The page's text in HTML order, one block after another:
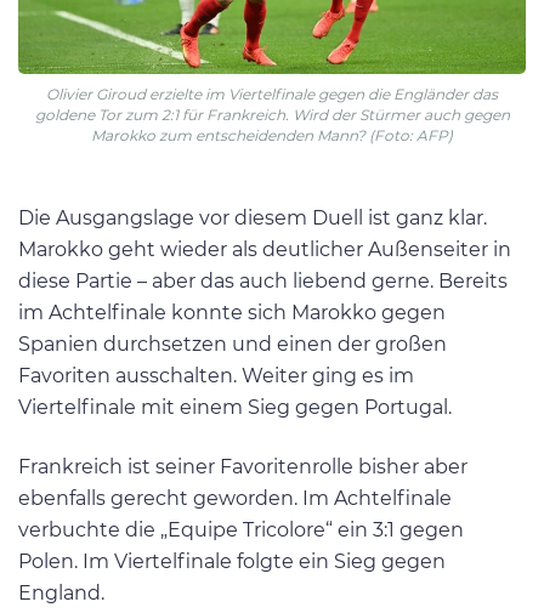
Olivier Giroud erzielte im Viertelfinale gegen die Engländer das
goldene Tor zum 2:1 für Frankreich. Wird der Stürmer auch gegen
Marokko zum entscheidenden Mann? (Foto: AFP)
Die Ausgangslage vor diesem Duell ist ganz klar.
Marokko geht wieder als deutlicher Außenseiter in
diese Partie – aber das auch liebend gerne. Bereits
im Achtelfinale konnte sich Marokko gegen
Spanien durchsetzen und einen der großen
Favoriten ausschalten. Weiter ging es im
Viertelfinale mit einem Sieg gegen Portugal.
Frankreich ist seiner Favoritenrolle bisher aber
ebenfalls gerecht geworden. Im Achtelfinale
verbuchte die „Equipe Tricolore“ ein 3:1 gegen
Polen. Im Viertelfinale folgte ein Sieg gegen
England.